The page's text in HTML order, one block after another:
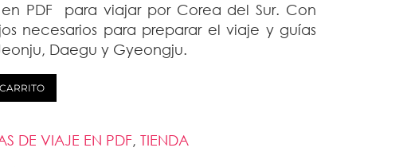
PDF para viajar por Corea del Sur. Con
necesarios para preparar el viaje y guías
Daegu y Gyeongju.
DE VIAJE EN PDF, TIENDA